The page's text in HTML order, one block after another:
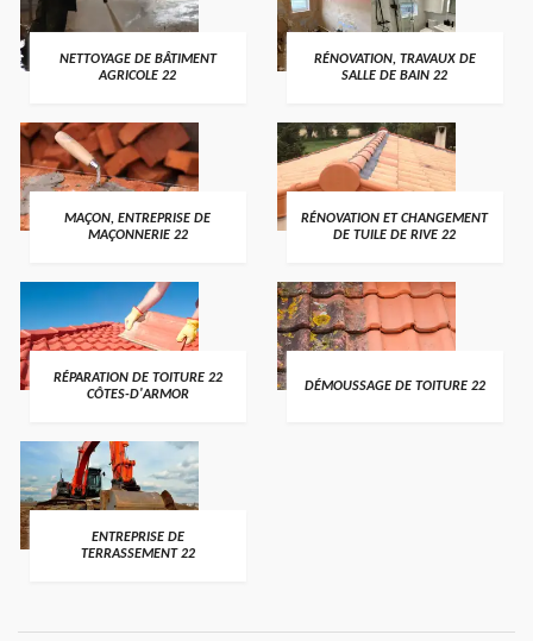
NETTOYAGE DE BÂTIMENT
AGRICOLE 22
RÉNOVATION, TRAVAUX DE
SALLE DE BAIN 22
MAÇON, ENTREPRISE DE
MAÇONNERIE 22
RÉNOVATION ET CHANGEMENT
DE TUILE DE RIVE 22
RÉPARATION DE TOITURE 22
CÔTES-D'ARMOR
DÉMOUSSAGE DE TOITURE 22
ENTREPRISE DE
TERRASSEMENT 22